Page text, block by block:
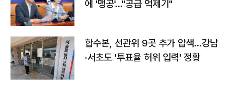
에 '맹공'…"공급 억제기"
합수본, 선관위 9곳 추가 압색…강남
·서초도 '투표율 허위 입력' 정황